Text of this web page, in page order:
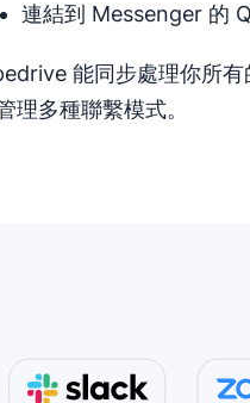
連結到 Messenger 的
能同步處理你所
理多種聯繫模式。